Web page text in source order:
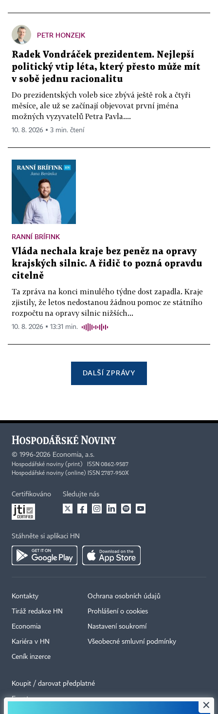
PETR HONZEJK
Radek Vondráček prezidentem. Nejlepší
politický vtip léta, který přesto může mít
v sobě jednu racionalitu
Do prezidentských voleb sice zbývá ještě rok a čtyři
měsíce, ale už se začínají objevovat první jména
možných vyzyvatelů Petra Pavla....
10. 8. 2026 ▪ 3 min. čtení
RANNÍ BRÍFINK
Vláda nechala kraje bez peněz na opravy
krajských silnic. A řidič to pozná opravdu
citelně
Ta zpráva na konci minulého týdne dost zapadla. Kraje
zjistily, že letos nedostanou žádnou pomoc ze státního
rozpočtu na opravy silnic nižších...
10. 8. 2026 ▪ 13:31 min.
DALŠÍ ZPRÁVY
© 1996-2026 Economia, a.s.
Hospodářské noviny (print) ISSN 0862-9587
Hospodářské noviny (online) ISSN 2787-950X
Certifikováno Sledujte nás
Stáhněte si aplikaci HN
Kontakty
Tiráž redakce HN
Economia
Kariéra v HN
Ceník inzerce
Ochrana osobních údajů
Prohlášení o cookies
Nastavení soukromí
Všeobecné smluvní podmínky
Koupit / darovat předplatné
Eventy ×